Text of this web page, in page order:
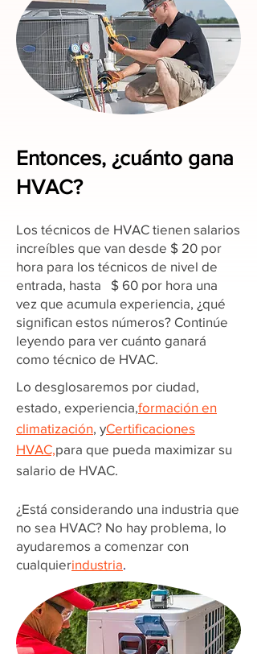
Entonces, ¿cuánto gana
HVAC?
Los técnicos de HVAC tienen salarios
increíbles que van desde $ 20 por
hora para los técnicos de nivel de
entrada, hasta $ 60 por hora una
vez que acumula experiencia, ¿qué
significan estos números? Continúe
leyendo para ver cuánto ganará
como técnico de HVAC.
Lo desglosaremos por ciudad,
estado, experiencia,formación en
climatización, yCertificaciones
HVAC,para que pueda maximizar su
salario de HVAC.
¿Está considerando una industria que
no sea HVAC? No hay problema, lo
ayudaremos a comenzar con
cualquierindustria.